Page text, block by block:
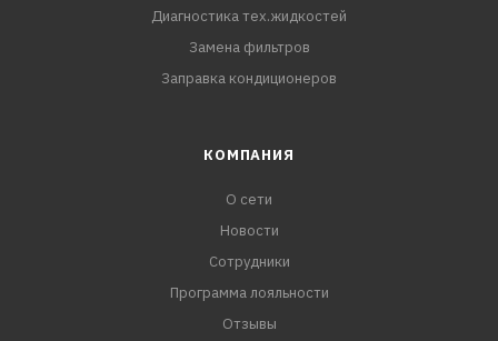
Диагностика тех.жидкостей
Замена фильтров
Заправка кондиционеров
КОМПАНИЯ
О сети
Новости
Сотрудники
Программа лояльности
Отзывы